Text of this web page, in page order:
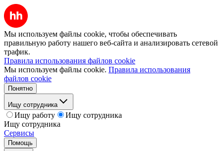
Мы используем файлы cookie, чтобы обеспечивать
правильную работу нашего веб-сайта и анализировать сетевой
трафик.
Правила использования файлов cookie
Мы используем файлы cookie. Правила использования
файлов cookie
Понятно
Ищу сотрудника
Ищу работу
Ищу сотрудника
Ищу сотрудника
Сервисы
Помощь